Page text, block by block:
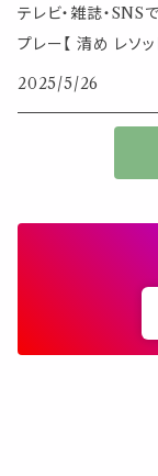
50個以上の大容量
ダブルクリップ・その他
テレビ・雑誌・SNS
プレー【 清め レソッ
2025/5/26